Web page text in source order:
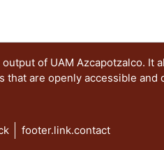
of UAM Azcapotzalco. It
are openly accessible and
footer.link.contact